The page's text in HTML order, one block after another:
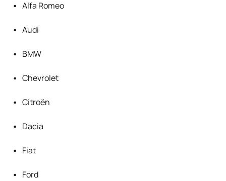
Alfa Romeo
Audi
BMW
Chevrolet
Citroën
Dacia
Fiat
Ford